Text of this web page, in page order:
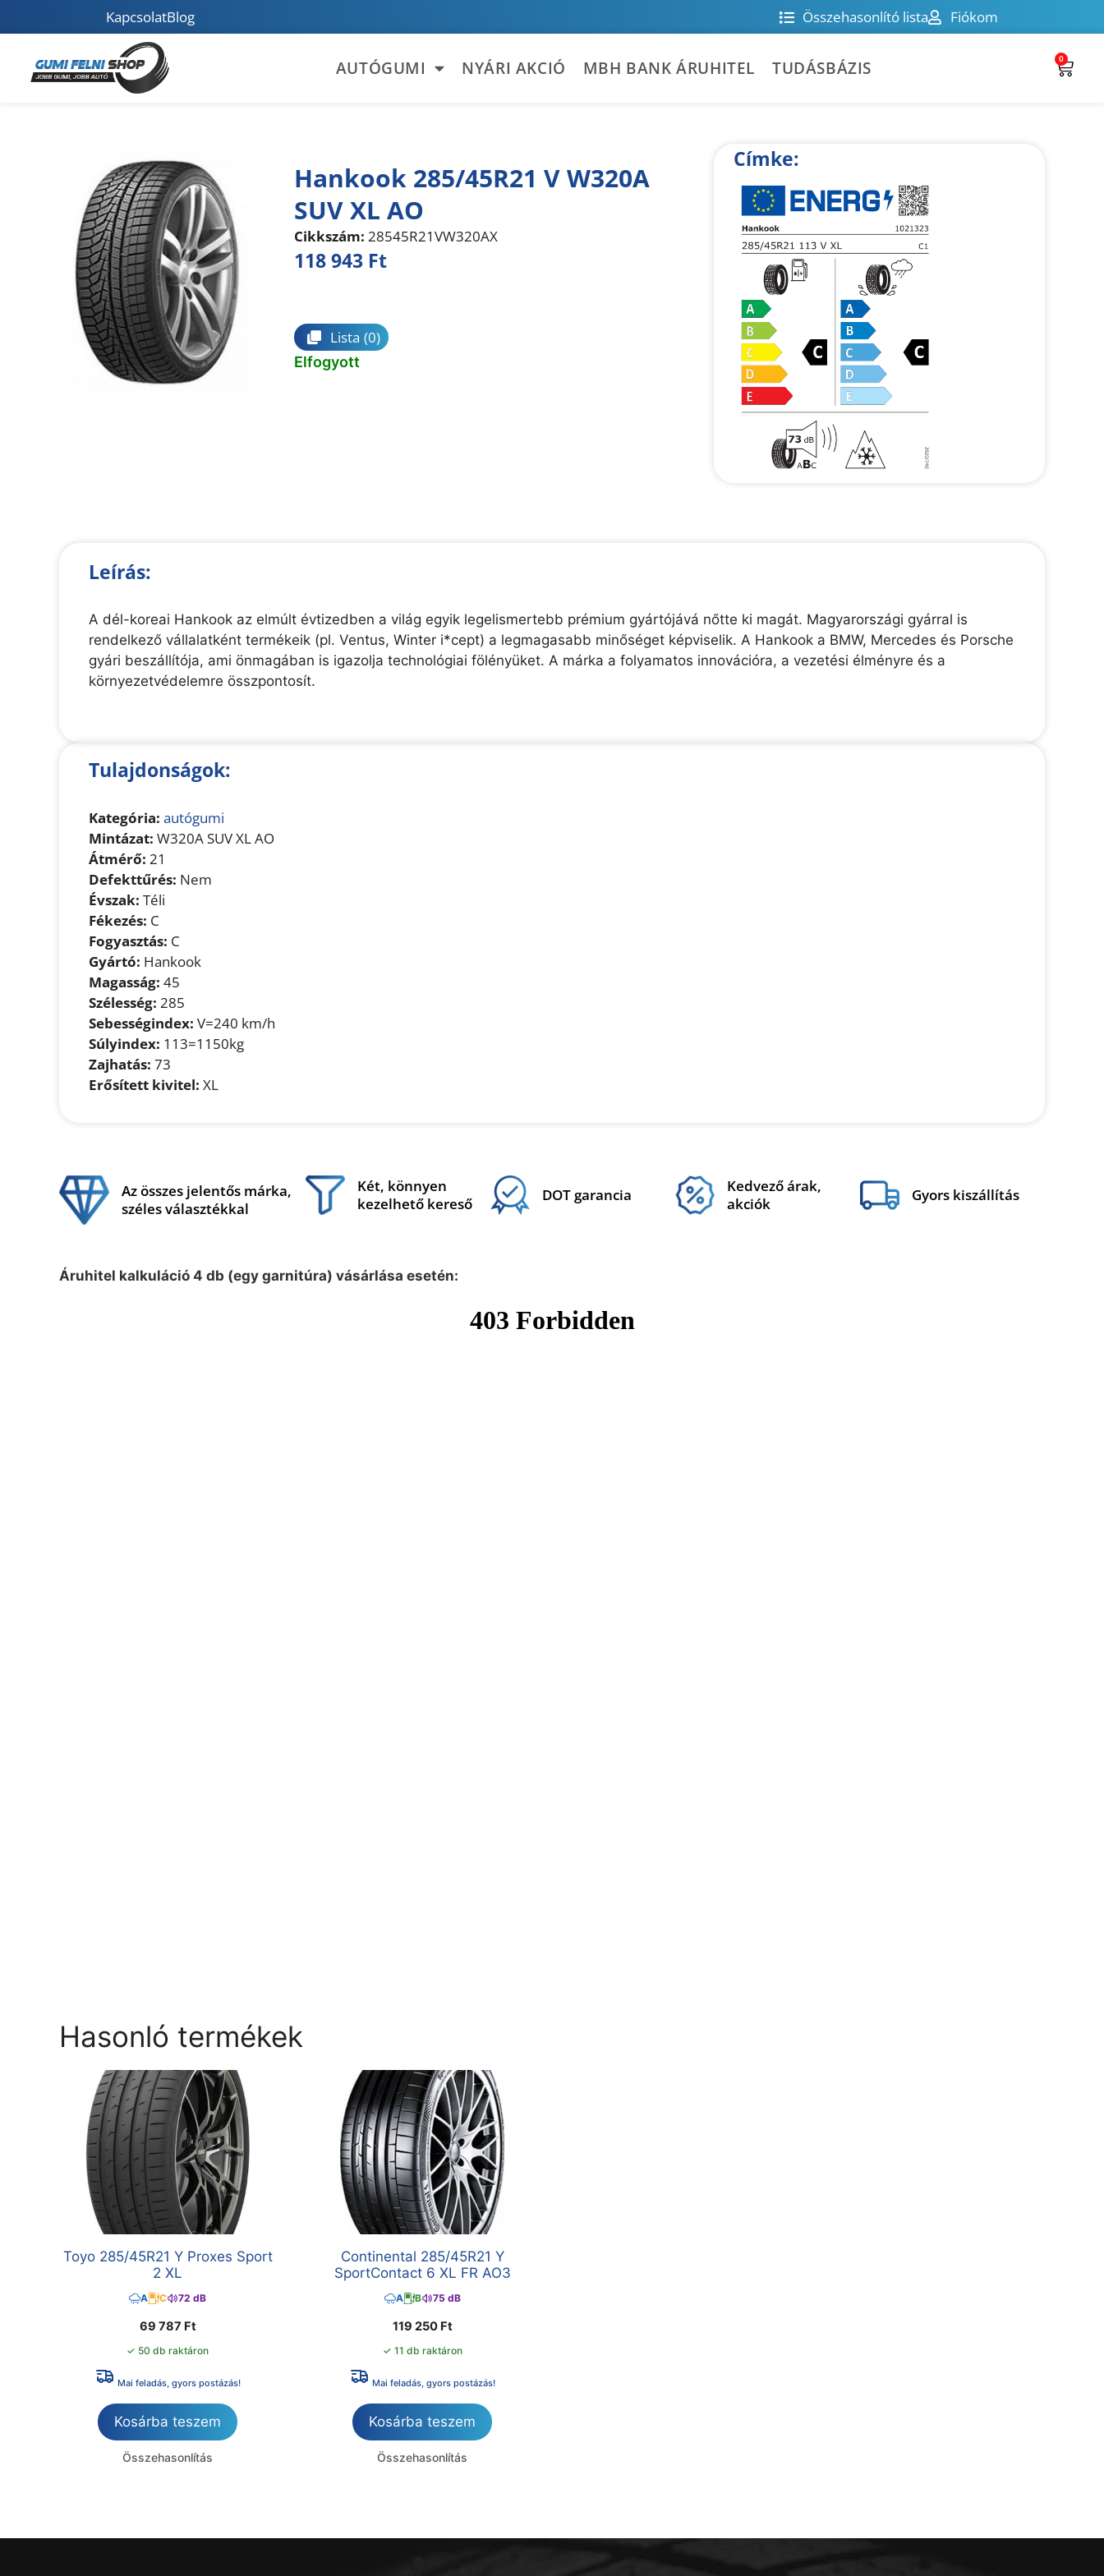
KapcsolatBlog Összehasonlító lista Fiókom
AUTÓGUMI NYÁRI AKCIÓ MBH BANK ÁRUHITEL TUDÁSBÁZIS 0
Hankook 285/45R21 V W320A
SUV XL AO
Cikkszám: 28545R21VW320AX
118 943 Ft
Lista (0)
Elfogyott
Címke:
Leírás:
A dél-koreai Hankook az elmúlt évtizedben a világ egyik legelismertebb prémium gyártójává nőtte ki magát. Magyarországi gyárral is
rendelkező vállalatként termékeik (pl. Ventus, Winter i*cept) a legmagasabb minőséget képviselik. A Hankook a BMW, Mercedes és Porsche
gyári beszállítója, ami önmagában is igazolja technológiai fölényüket. A márka a folyamatos innovációra, a vezetési élményre és a
környezetvédelemre összpontosít.
Tulajdonságok:
Kategória: autógumi
Mintázat: W320A SUV XL AO
Átmérő: 21
Defekttűrés: Nem
Évszak: Téli
Fékezés: C
Fogyasztás: C
Gyártó: Hankook
Magasság: 45
Szélesség: 285
Sebességindex: V=240 km/h
Súlyindex: 113=1150kg
Zajhatás: 73
Erősített kivitel: XL
Az összes jelentős márka,
széles választékkal
Két, könnyen
kezelhető kereső
DOT garancia
Kedvező árak,
akciók
Gyors kiszállítás
Áruhitel kalkuláció 4 db (egy garnitúra) vásárlása esetén:
Hasonló termékek
Toyo 285/45R21 Y Proxes Sport
2 XL
A C 72 dB
69 787 Ft
✓ 50 db raktáron
Mai feladás, gyors postázás!
Kosárba teszem
Összehasonlítás
Continental 285/45R21 Y
SportContact 6 XL FR AO3
A B 75 dB
119 250 Ft
✓ 11 db raktáron
Mai feladás, gyors postázás!
Kosárba teszem
Összehasonlítás